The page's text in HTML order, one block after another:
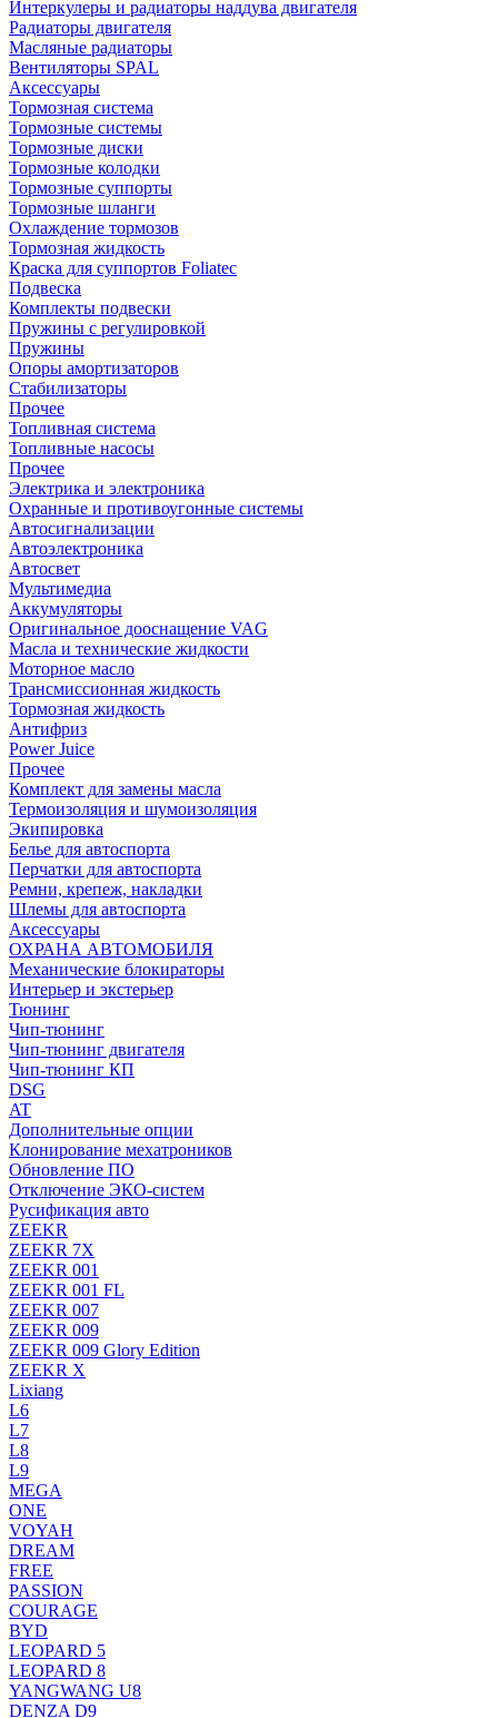
Интеркулеры и радиаторы наддува двигателя
Радиаторы двигателя
Масляные радиаторы
Вентиляторы SPAL
Аксессуары
Тормозная система
Тормозные системы
Тормозные диски
Тормозные колодки
Тормозные суппорты
Тормозные шланги
Охлаждение тормозов
Тормозная жидкость
Краска для суппортов Foliatec
Подвеска
Комплекты подвески
Пружины с регулировкой
Пружины
Опоры амортизаторов
Стабилизаторы
Прочее
Топливная система
Топливные насосы
Прочее
Электрика и электроника
Охранные и противоугонные системы
Автосигнализации
Автоэлектроника
Автосвет
Мультимедиа
Аккумуляторы
Оригинальное дооснащение VAG
Масла и технические жидкости
Моторное масло
Трансмиссионная жидкость
Тормозная жидкость
Антифриз
Power Juice
Прочее
Комплект для замены масла
Термоизоляция и шумоизоляция
Экипировка
Белье для автоспорта
Перчатки для автоспорта
Ремни, крепеж, накладки
Шлемы для автоспорта
Аксессуары
ОХРАНА АВТОМОБИЛЯ
Механические блокираторы
Интерьер и экстерьер
Тюнинг
Чип-тюнинг
Чип-тюнинг двигателя
Чип-тюнинг КП
DSG
AT
Дополнительные опции
Клонирование мехатроников
Обновление ПО
Отключение ЭКО-систем
Русификация авто
ZEEKR
ZEEKR 7X
ZEEKR 001
ZEEKR 001 FL
ZEEKR 007
ZEEKR 009
ZEEKR 009 Glory Edition
ZEEKR X
Lixiang
L6
L7
L8
L9
MEGA
ONE
VOYAH
DREAM
FREE
PASSION
COURAGE
BYD
LEOPARD 5
LEOPARD 8
YANGWANG U8
DENZA D9